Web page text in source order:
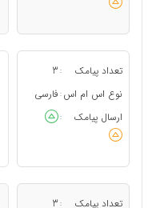
تعداد پیامک :
3
نوع اس ام اس : فارسی
ارسال پیامک
:
تعداد پیامک :
3